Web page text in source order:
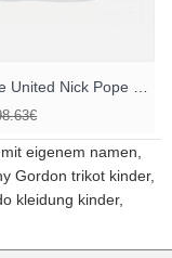
eigenem namen
Gordon trikot kinder,
kleidung kinder,